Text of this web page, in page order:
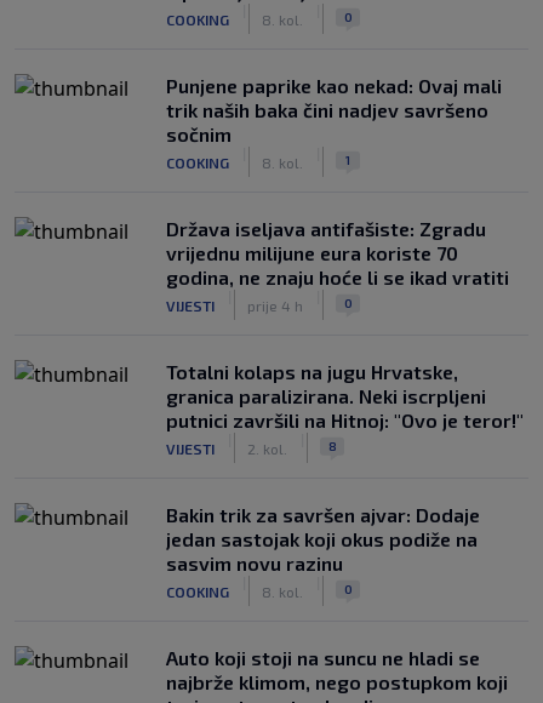
COOKING 8. kol. 0
Punjene paprike kao nekad: Ovaj mali
trik naših baka čini nadjev savršeno
sočnim
COOKING 8. kol. 1
Država iseljava antifašiste: Zgradu
vrijednu milijune eura koriste 70
godina, ne znaju hoće li se ikad vratiti
VIJESTI prije 4 h 0
Totalni kolaps na jugu Hrvatske,
granica paralizirana. Neki iscrpljeni
putnici završili na Hitnoj: "Ovo je teror!"
VIJESTI 2. kol. 8
Bakin trik za savršen ajvar: Dodaje
jedan sastojak koji okus podiže na
sasvim novu razinu
COOKING 8. kol. 0
Auto koji stoji na suncu ne hladi se
najbrže klimom, nego postupkom koji